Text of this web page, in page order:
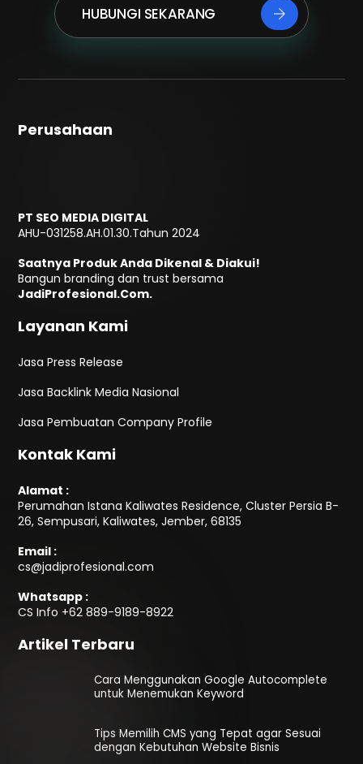
HUBUNGI SEKARANG
Perusahaan
PT SEO MEDIA DIGITAL
AHU-031258.AH.01.30.Tahun 2024
Saatnya Produk Anda Dikenal & Diakui!
Bangun branding dan trust bersama
JadiProfesional.Com.
Layanan Kami
Jasa Press Release
Jasa Backlink Media Nasional
Jasa Pembuatan Company Profile
Kontak Kami
Alamat :
Perumahan Istana Kaliwates Residence, Cluster Persia B-
26, Sempusari, Kaliwates, Jember, 68135
Email :
cs@jadiprofesional.com
Whatsapp :
CS Info +62 889-9189-8922
Artikel Terbaru
Cara Menggunakan Google Autocomplete
untuk Menemukan Keyword
Tips Memilih CMS yang Tepat agar Sesuai
dengan Kebutuhan Website Bisnis